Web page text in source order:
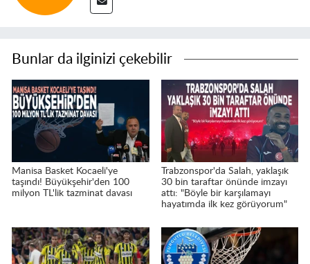
Bunlar da ilginizi çekebilir
Manisa Basket Kocaeli'ye
taşındı! Büyükşehir'den 100
milyon TL'lik tazminat davası
Trabzonspor'da Salah, yaklaşık
30 bin taraftar önünde imzayı
attı: "Böyle bir karşılamayı
hayatımda ilk kez görüyorum"